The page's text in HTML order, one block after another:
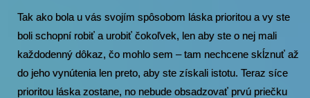
Tak ako bola u vás svojím spôsobom láska prioritou a vy ste
boli schopní robiť a urobiť čokoľvek, len aby ste o nej mali
každodenný dôkaz, čo mohlo sem – tam nechcene skĺznuť až
do jeho vynútenia len preto, aby ste získali istotu. Teraz síce
prioritou láska zostane, no nebude obsadzovať prvú priečku